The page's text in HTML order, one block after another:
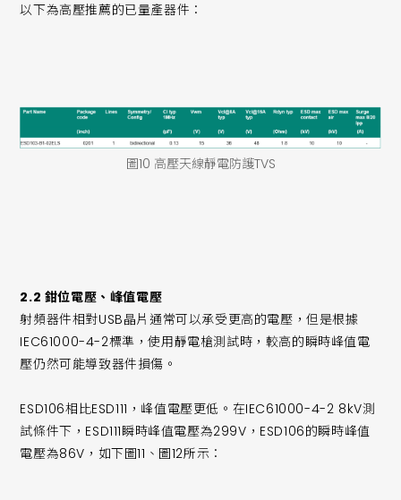
圖10 高壓天線靜電防護TVS
以下為高壓推薦的已量產器件：
2.2 鉗位電壓、峰值電壓
射頻器件相對USB晶片通常可以承受更高的電壓，但是根據
IEC61000-4-2標準，使用靜電槍測試時，較高的瞬時峰值電
壓仍然可能導致器件損傷。
ESD106相比ESD111，峰值電壓更低。在IEC61000-4-2 8kV測
試條件下，ESD111瞬時峰值電壓為299V，ESD106的瞬時峰值
電壓為86V，如下圖11、圖12所示：